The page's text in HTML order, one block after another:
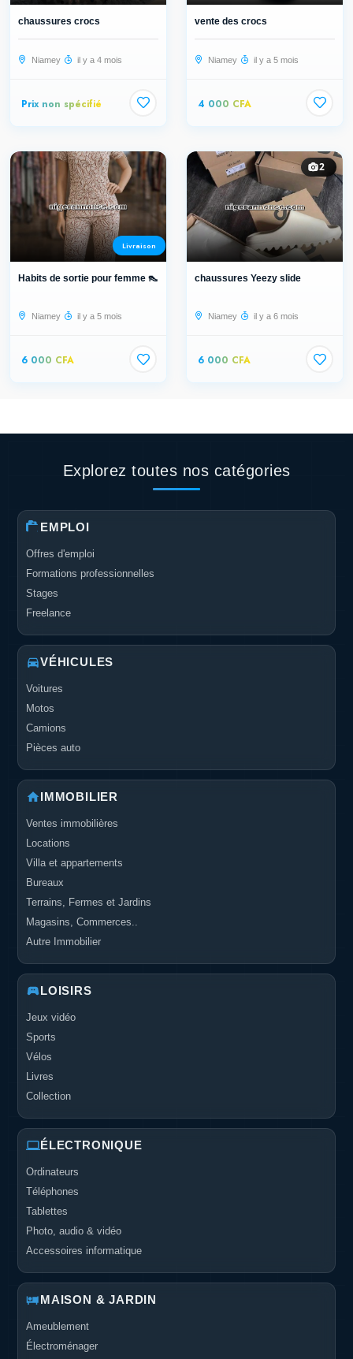
chaussures crocs
Niamey il y a 4 mois
Prix non spécifié
vente des crocs
Niamey il y a 5 mois
4 000 CFA
Livraison
Habits de sortie pour femme 👠
Niamey il y a 5 mois
6 000 CFA
2
chaussures Yeezy slide
Niamey il y a 6 mois
6 000 CFA
Explorez toutes nos catégories
EMPLOI
Offres d'emploi
Formations professionnelles
Stages
Freelance
VÉHICULES
Voitures
Motos
Camions
Pièces auto
IMMOBILIER
Ventes immobilières
Locations
Villa et appartements
Bureaux
Terrains, Fermes et Jardins
Magasins, Commerces..
Autre Immobilier
LOISIRS
Jeux vidéo
Sports
Vélos
Livres
Collection
ÉLECTRONIQUE
Ordinateurs
Téléphones
Tablettes
Photo, audio & vidéo
Accessoires informatique
MAISON & JARDIN
Ameublement
Électroménager